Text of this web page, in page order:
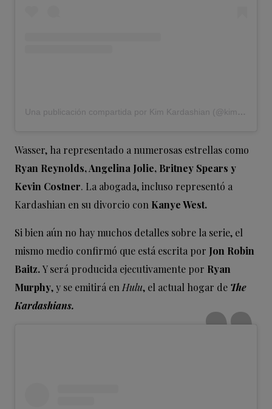
Una publicación compartida por Kim Kardashian (@kimkardashian)
Wasser, ha representado a numerosas estrellas como
Ryan Reynolds, Angelina Jolie, Britney Spears y
Kevin Costner. La abogada, incluso representó a
Kardashian en su divorcio con Kanye West.
Si bien aún no hay muchos detalles sobre la serie, el
mismo medio confirmó que está escrita por Jon Robin
Baitz.Y será producida ejecutivamente por Ryan
Murphy, y se emitirá en Hulu, el actual hogar de The
Kardashians.